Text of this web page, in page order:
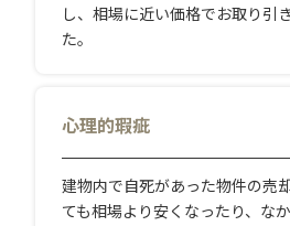
し、相場に近い価格でお取り引
た。
心理的瑕疵
建物内で自死があった物件の売
ても相場より安くなったり、な